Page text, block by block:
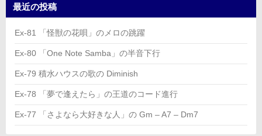
最近の投稿
Ex-81 「怪獣の花唄」のメロの跳躍
Ex-80 「One Note Samba」の半音下行
Ex-79 積水ハウスの歌の Diminish
Ex-78 「夢で逢えたら」の王道のコード進行
Ex-77 「さよなら大好きな人」の Gm – A7 – Dm7